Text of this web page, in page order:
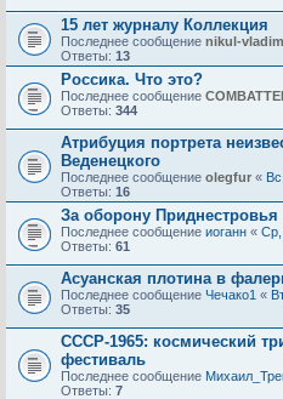
15 лет журналу Коллекция
Последнее сообщение nikul-
Ответы: 13
Россика. Что это?
Последнее сообщение
Ответы: 344
Атрибуция портрета
Веденецкого
Последнее сообщение olegfur «
Ответы: 16
За оборону Приднестровья
Последнее сообщение иоганн « Ср,
Ответы: 61
Асуанская плотина в
Последнее сообщение Чечако1 «
Ответы: 35
СССР-1965: космический
фестиваль
Последнее сообщение
Ответы: 7